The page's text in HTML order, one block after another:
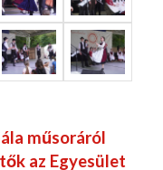
műsoráról
az Egyesület